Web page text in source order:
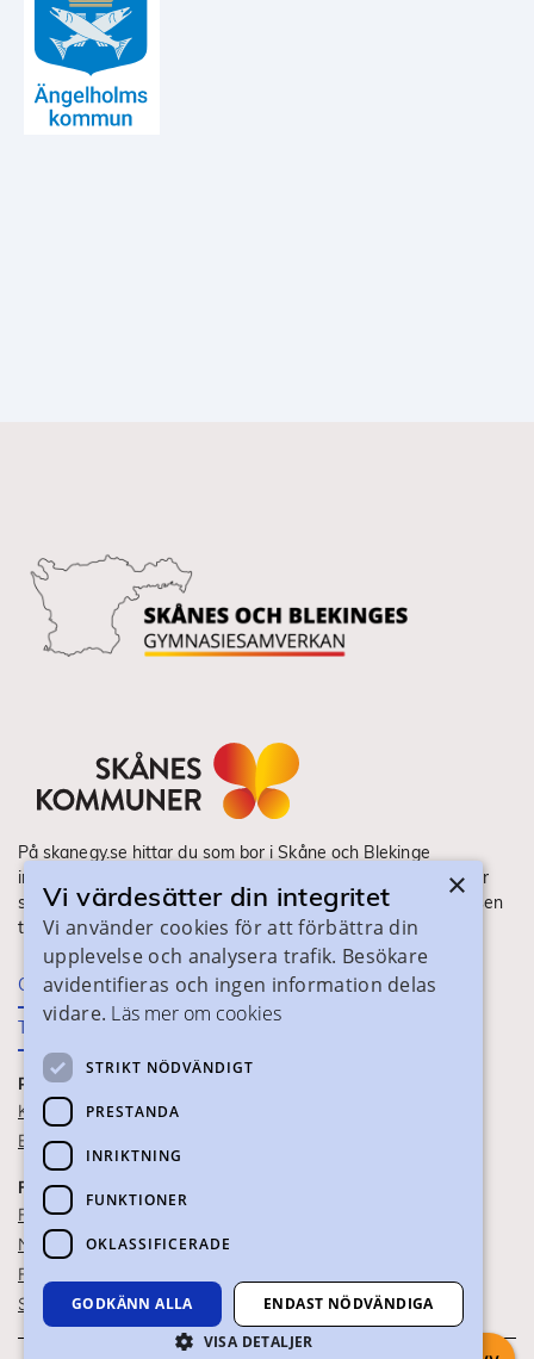
På skanegy.se hittar du som bor i Skåne och Blekinge
information om ditt gymnasieval. Här ser du vilka utbildningar
som finns och hur ansökan och antagning går till. Webbplatsen
tillhandahålls av Skånes Kommuner.
Om webbplatsen
Tillgänglighet
PRAKTISK INFORMATION
Kontaktuppgifter
Blanketter
FÖR SKOLPERSONAL
För SYV
Nationella studievägskoder
För gymnasieskolor
Skolportalen
×
Vi värdesätter din integritet
Vi använder cookies för att förbättra din
upplevelse och analysera trafik. Besökare
avidentifieras och ingen information delas
vidare. Läs mer om cookies
STRIKT NÖDVÄNDIGT
PRESTANDA
INRIKTNING
FUNKTIONER
OKLASSIFICERADE
GODKÄNN ALLA
ENDAST NÖDVÄNDIGA
VISA DETALJER